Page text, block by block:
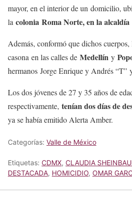
mayor, en el interior de un domicilio,
la colonia Roma Norte, en la
Además, conformó que dichos
casona en las calles de Medellín y
hermanos Jorge Enrique y Andrés “T”
Los dos jóvenes de 27 y 35 años de
respectivamente, tenían dos días de
ya se había emitido Alerta Amber.
Categorías: Valle de México
Etiquetas: CDMX, CLAUDIA
DESTACADA, HOMICIDIO, OMAR